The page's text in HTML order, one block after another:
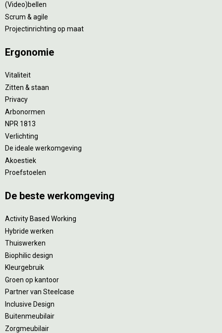
(Video)bellen
Scrum & agile
Projectinrichting op maat
Ergonomie
Vitaliteit
Zitten & staan
Privacy
Arbonormen
NPR 1813
Verlichting
De ideale werkomgeving
Akoestiek
Proefstoelen
De beste werkomgeving
Activity Based Working
Hybride werken
Thuiswerken
Biophilic design
Kleurgebruik
Groen op kantoor
Partner van Steelcase
Inclusive Design
Buitenmeubilair
Zorgmeubilair